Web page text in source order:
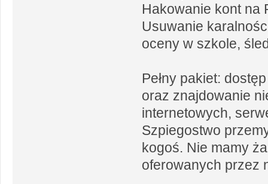
Hakowanie kont na
Usuwanie
oceny w szkole,
Pełny pakiet:
oraz znajdowanie
internetowych,
Szpiegostwo
kogoś. Nie mamy
oferowanych przez